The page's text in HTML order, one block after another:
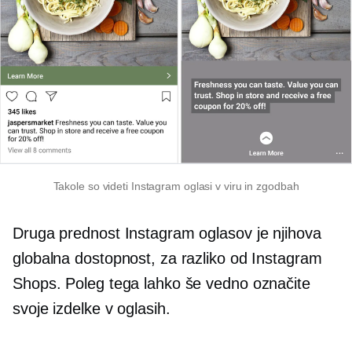
Takole so videti Instagram oglasi v viru in zgodbah
Druga prednost Instagram oglasov je njihova
globalna dostopnost, za razliko od Instagram
Shops. Poleg tega lahko še vedno označite
svoje izdelke v oglasih.